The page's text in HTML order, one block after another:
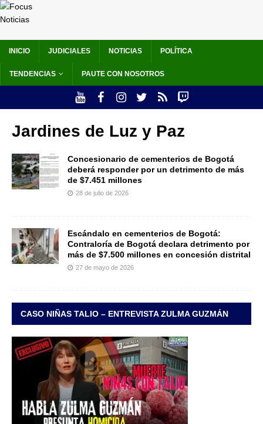
INICIO JUDICIALES NOTICIAS POLÍTICA
TENDENCIAS PAUTE CON NOSOTROS
Jardines de Luz y Paz
Concesionario de cementerios de Bogotá
deberá responder por un detrimento de más
de $7.451 millones
28 de julio de 2026
Escándalo en cementerios de Bogotá:
Contraloría de Bogotá declara detrimento por
más de $7.500 millones en concesión distrital
27 de mayo de 2026
CASO NIÑAS TALIO – ENTREVISTA ZULMA GUZMÁN